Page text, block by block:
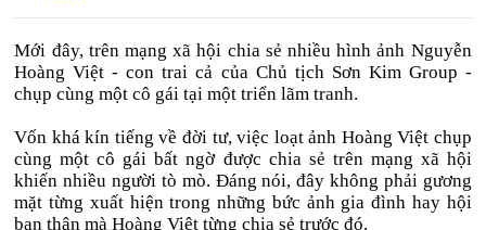
Mới đây, trên mạng xã hội chia sẻ nhiều hình ảnh Nguyễn
Hoàng Việt - con trai cả của Chủ tịch Sơn Kim Group -
chụp cùng một cô gái tại một triển lãm tranh.
Vốn khá kín tiếng về đời tư, việc loạt ảnh Hoàng Việt chụp
cùng một cô gái bất ngờ được chia sẻ trên mạng xã hội
khiến nhiều người tò mò. Đáng nói, đây không phải gương
mặt từng xuất hiện trong những bức ảnh gia đình hay hội
bạn thân mà Hoàng Việt từng chia sẻ trước đó.